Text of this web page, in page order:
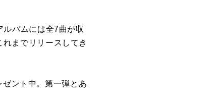
ルバムには全7曲が収
までリリースしてき
ント中。第一弾とあ